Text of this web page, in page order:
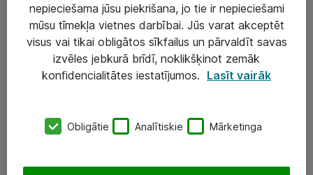
IT serviss un atbalsts
IT infrastruktūra
Darba vietu IT risinājumi
SIA „ATEA”
+(371) 67 81 90 50
nepieciešama jūsu piekrišana, jo tie ir nepieciešami
mūsu tīmekļa vietnes darbībai. Jūs varat akceptēt
visus vai tikai obligātos sīkfailus un pārvaldīt savas
izvēles jebkurā brīdī, noklikšķinot zemāk
konfidencialitātes iestatījumos. Lasīt vairāk
Obligātie Analītiskie Mārketinga